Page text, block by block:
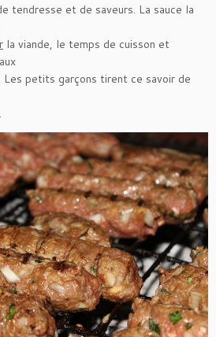
tendresse et de saveurs. La sauce la
la viande, le temps de cuisson et
petits garçons tirent ce savoir de